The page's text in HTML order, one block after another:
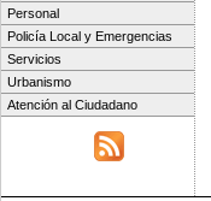
Personal
Policía Local y Emergencias
Servicios
Urbanismo
Atención al Ciudadano